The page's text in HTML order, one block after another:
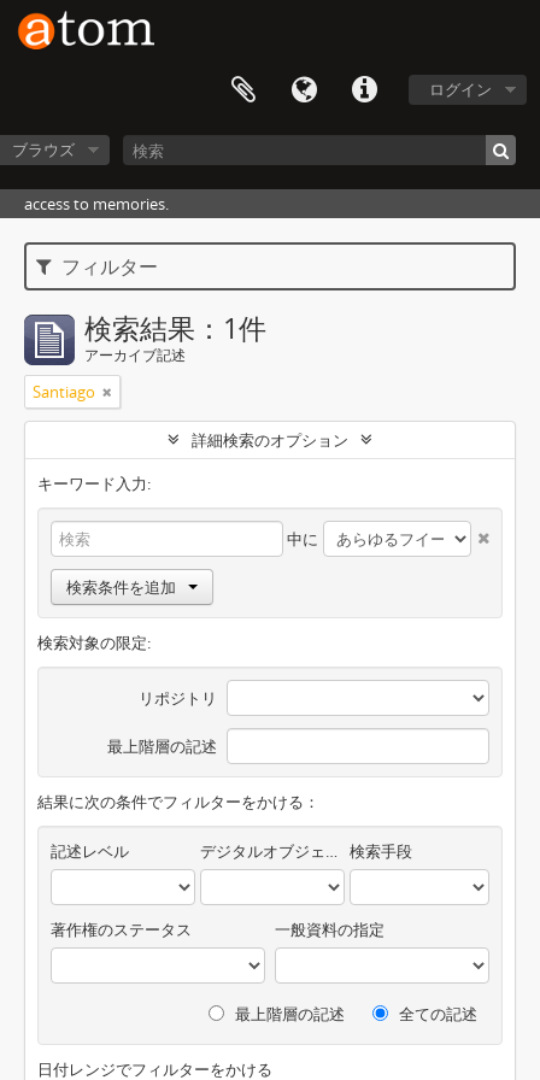
ログイン
ブラウズ
access to memories.
フィルター
検索結果：1件
アーカイブ記述
Santiago
詳細検索のオプション
キーワード入力:
中に
検索条件を追加
検索対象の限定:
リポジトリ
最上階層の記述
結果に次の条件でフィルターをかける：
記述レベル デジタルオブジェクトの有無 検索手段
著作権のステータス 一般資料の指定
最上階層の記述 全ての記述
日付レンジでフィルターをかける